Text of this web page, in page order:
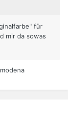
für
mir da sowas